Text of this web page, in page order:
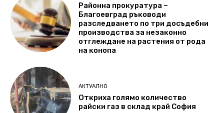
Районна прокуратура –
Благоевград ръководи
разследването по три досъдебни
производства за незаконно
отглеждане на растения от рода
на конопа
АКТУАЛНО
Откриха голямо количество
райски газ в склад край София